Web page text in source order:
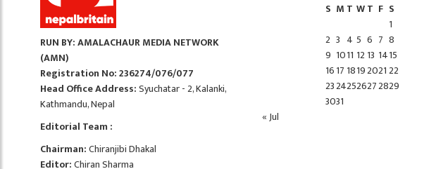
RUN BY: AMALACHAUR MEDIA NETWORK
(AMN)
Registration No: 236274/076/077
Head Office Address:Syuchatar - 2, Kalanki,
Kathmandu, Nepal
Editorial Team :
Chairman:Chiranjibi Dhakal
Editor:Chiran Sharma
S M T WT F S
1
2 3 4 5 6 7 8
9 1011 12 13 1415
1617 1819202122
23242526272829
3031
« Jul